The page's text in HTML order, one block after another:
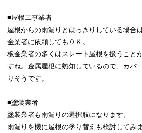
■屋根工事業者
屋根からの雨漏りとはっきりしている場合
金業者に依頼してもＯＫ。
板金業者の多くはスレート屋根を扱うこと
すね。金属屋根に熟知しているので、カバ
りそうです。
■塗装業者
塗装業者も雨漏りの選択肢になります。
雨漏りを機に屋根の塗り替えも検討してみま